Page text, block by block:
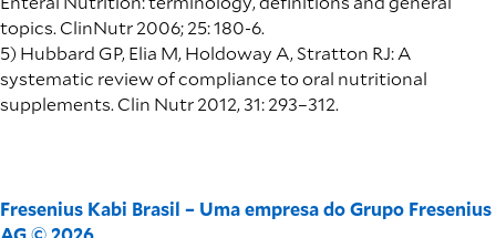
topics. ClinNutr 2006; 25: 180-6.
5) Hubbard GP, Elia M, Holdoway A, Stratton RJ: A
systematic review of compliance to oral nutritional
supplements. Clin Nutr 2012, 31: 293–312.
Fresenius Kabi Brasil – Uma empresa do Grupo Fresenius